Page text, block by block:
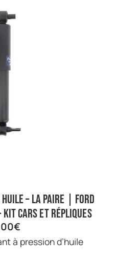
– La paire | Ford
Kit cars et répliques
€
à pression d’huile